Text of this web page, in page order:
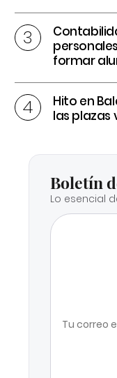
formar
Hito en
las
Boletín
Lo esencial